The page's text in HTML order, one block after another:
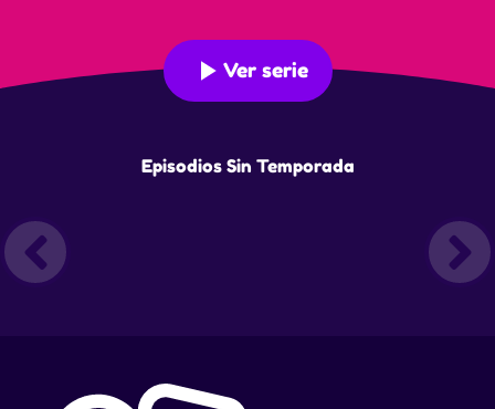
Ver serie
Episodios Sin Temporada